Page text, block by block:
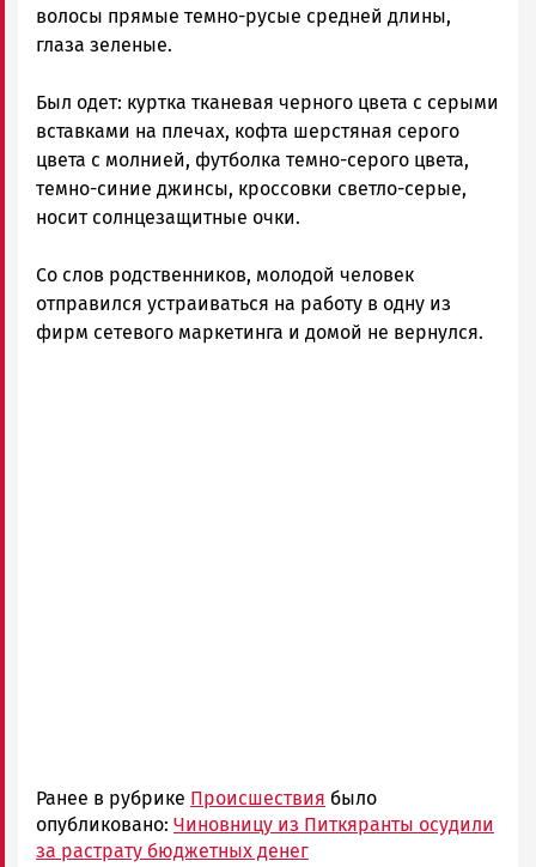
волосы прямые темно-русые средней длины,
глаза зеленые.
Был одет: куртка тканевая черного цвета с серыми
вставками на плечах, кофта шерстяная серого
цвета с молнией, футболка темно-серого цвета,
темно-синие джинсы, кроссовки светло-серые,
носит солнцезащитные очки.
Со слов родственников, молодой человек
отправился устраиваться на работу в одну из
фирм сетевого маркетинга и домой не вернулся.
Ранее в рубрике Происшествия было
опубликовано: Чиновницу из Питкяранты осудили
за растрату бюджетных денег